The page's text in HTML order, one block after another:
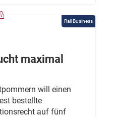
Rail Business
maximal
will einen
bestellte
auf fünf